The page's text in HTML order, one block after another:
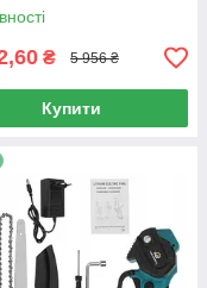
₴ 5 956 ₴
Купити